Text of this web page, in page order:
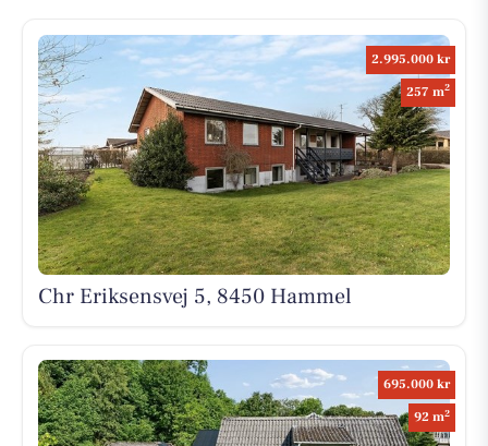
2.995.000 kr
257 m2
Chr Eriksensvej 5, 8450 Hammel
695.000 kr
92 m2